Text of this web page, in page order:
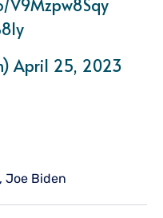
V9Mzpw8Sqy
April 25, 2023
, Joe Biden